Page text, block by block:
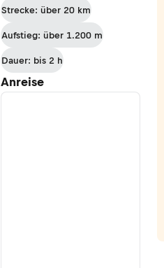
Chamanna
Boval
Strecke: über 20 km
Aufstieg: über 1.200 m
Dauer: bis 2 h
Anreise